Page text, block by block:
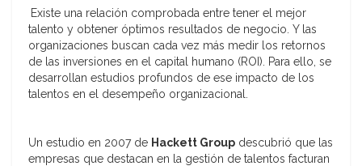
Existe una relación comprobada entre tener el mejor
talento y obtener óptimos resultados de negocio. Y las
organizaciones buscan cada vez más medir los retornos
de las inversiones en el capital humano (ROI). Para ello, se
desarrollan estudios profundos de ese impacto de los
talentos en el desempeño organizacional.
Un estudio en 2007 de Hackett Group descubrió que las
empresas que destacan en la gestión de talentos facturan